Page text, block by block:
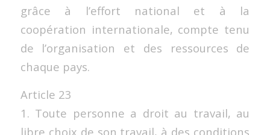
grâce à l’effort national et à la
coopération internationale, compte tenu
de l’organisation et des ressources de
chaque pays.
Article 23
1. Toute personne a droit au travail, au
libre choix de son travail, à des conditions